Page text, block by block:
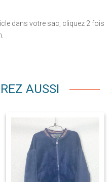
dans votre sac, cliquez 2 fois
AUSSI